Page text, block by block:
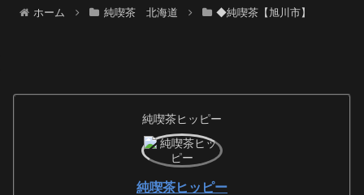
ホーム 純喫茶 北海道 ◆純喫茶【旭川市】
純喫茶ヒッピー
純喫茶ヒッピー